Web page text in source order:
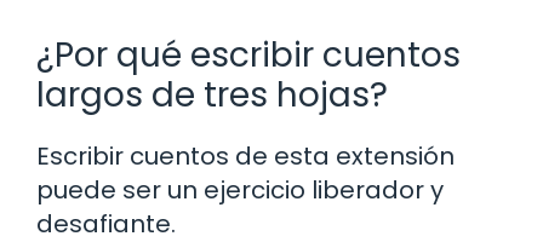
¿Por qué escribir cuentos
largos de tres hojas?
Escribir cuentos de esta extensión
puede ser un ejercicio liberador y
desafiante.